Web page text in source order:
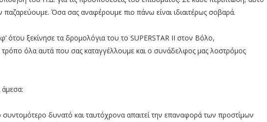
παζαρεύουμε. Όσα σας αναφέρουμε πιο πάνω είναι ιδιαιτέρως σοβαρά.
ότου ξεκίνησε τα δρομολόγια του το SUPERSTAR II στον Βόλο,
τρόπο όλα αυτά που σας καταγγέλλουμε και ο συνάδελφος μας λοστρόμος
άμεσα:
δυνατό και ταυτόχρονα απαιτεί την επαναφορά των προστίμων